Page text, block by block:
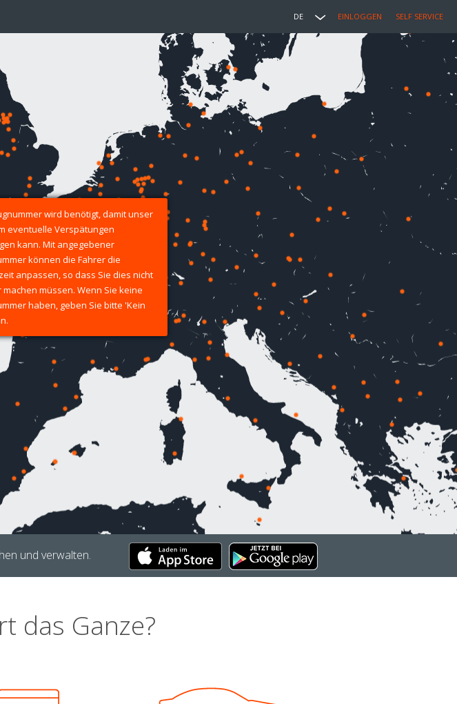
DE EINLOGGEN SELF SERVICE
wird benötigt, damit unser
eventuelle Verspätungen
kann. Mit angegebener
können die Fahrer die
anpassen, so dass Sie dies nicht
machen müssen. Wenn Sie keine
haben, geben Sie bitte 'Kein
und verwalten.
das Ganze?